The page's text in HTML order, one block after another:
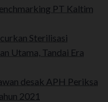
PT Kaltim
Sterilisasi
Utama, Tandai Era
desak APH Periksa
2021